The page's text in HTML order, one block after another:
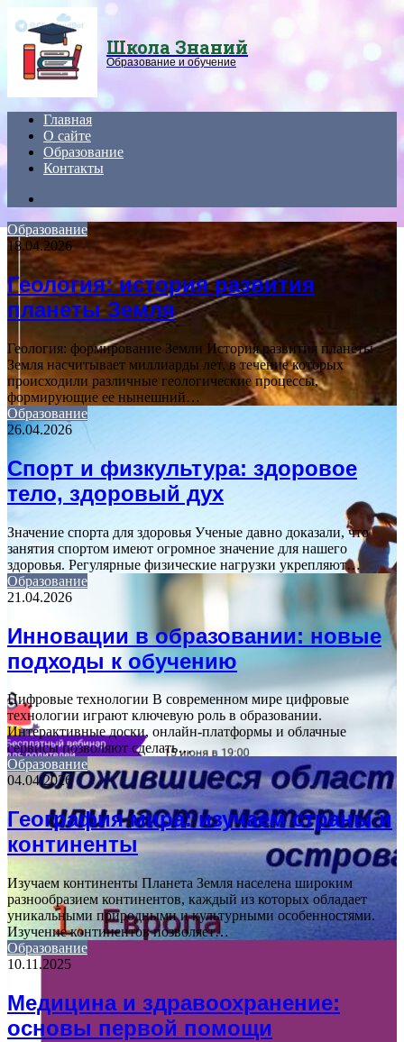
Школа Знаний
Образование и обучение
Главная
О сайте
Образование
Контакты
Образование
18.04.2026
Геология: история развития
планеты Земля
Геология: формирование Земли История развития планеты
Земля насчитывает миллиарды лет, в течение которых
происходили различные геологические процессы,
формирующие ее нынешний…
Образование
26.04.2026
Спорт и физкультура: здоровое
тело, здоровый дух
Значение спорта для здоровья Ученые давно доказали, что
занятия спортом имеют огромное значение для нашего
здоровья. Регулярные физические нагрузки укрепляют…
Образование
21.04.2026
Инновации в образовании: новые
подходы к обучению
Цифровые технологии В современном мире цифровые
технологии играют ключевую роль в образовании.
Интерактивные доски, онлайн-платформы и облачные
сервисы позволяют сделать…
Образование
04.04.2026
География мира: изучаем страны и
континенты
Изучаем континенты Планета Земля населена широким
разнообразием континентов, каждый из которых обладает
уникальными природными и культурными особенностями.
Изучение континентов позволяет…
Образование
10.11.2025
Медицина и здравоохранение:
основы первой помощи